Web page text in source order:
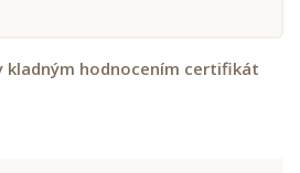
kladným hodnocením certifikát